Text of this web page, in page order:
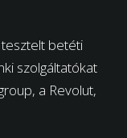
betéti
szolgáltatókat
a Revolut,